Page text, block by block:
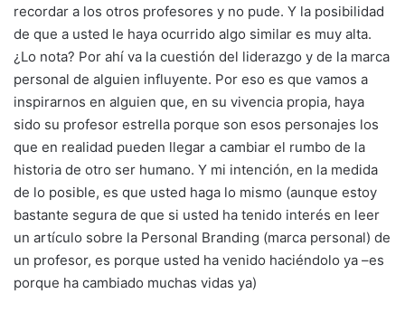
recordar a los otros profesores y no pude. Y la posibilidad
de que a usted le haya ocurrido algo similar es muy alta.
¿Lo nota? Por ahí va la cuestión del liderazgo y de la marca
personal de alguien influyente. Por eso es que vamos a
inspirarnos en alguien que, en su vivencia propia, haya
sido su profesor estrella porque son esos personajes los
que en realidad pueden llegar a cambiar el rumbo de la
historia de otro ser humano. Y mi intención, en la medida
de lo posible, es que usted haga lo mismo (aunque estoy
bastante segura de que si usted ha tenido interés en leer
un artículo sobre la Personal Branding (marca personal) de
un profesor, es porque usted ha venido haciéndolo ya –es
porque ha cambiado muchas vidas ya)